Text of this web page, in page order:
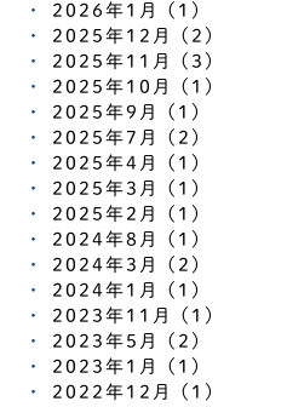
2026年1月 (1)
2025年12月 (2)
2025年11月 (3)
2025年10月 (1)
2025年9月 (1)
2025年7月 (2)
2025年4月 (1)
2025年3月 (1)
2025年2月 (1)
2024年8月 (1)
2024年3月 (2)
2024年1月 (1)
2023年11月 (1)
2023年5月 (2)
2023年1月 (1)
2022年12月 (1)